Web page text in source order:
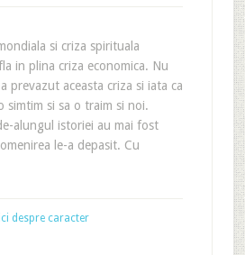
si criza spirituala
in plina criza economica. Nu
prevazut aceasta criza si iata ca
simtim si sa o traim si noi.
alungul istoriei au mai fost
le-a depasit. Cu
despre caracter